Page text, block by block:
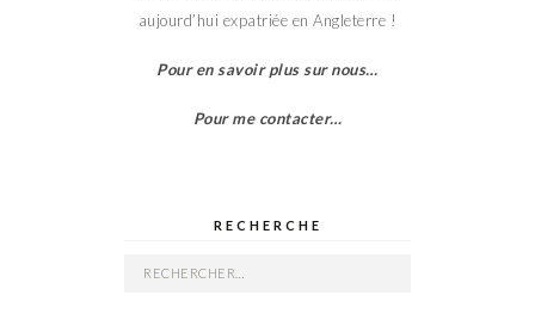
aujourd’hui expatriée en Angleterre !
Pour en savoir plus sur nous…
Pour me contacter…
RECHERCHE
Rechercher :